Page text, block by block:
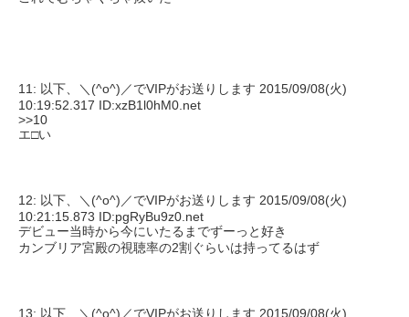
11: 以下、＼(^o^)／でVIPがお送りします 2015/09/08(火)
10:19:52.317 ID:xzB1l0hM0.net
>>10
エ□い
12: 以下、＼(^o^)／でVIPがお送りします 2015/09/08(火)
10:21:15.873 ID:pgRyBu9z0.net
デビュー当時から今にいたるまでずーっと好き
カンブリア宮殿の視聴率の2割ぐらいは持ってるはず
13: 以下、＼(^o^)／でVIPがお送りします 2015/09/08(火)